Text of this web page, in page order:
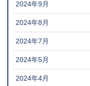
2024年9月
2024年8月
2024年7月
2024年5月
2024年4月